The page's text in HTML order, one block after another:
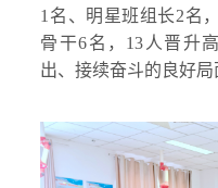
1名、明星班组长2名
骨干6名，13人晋升
出、接续奋斗的良好局